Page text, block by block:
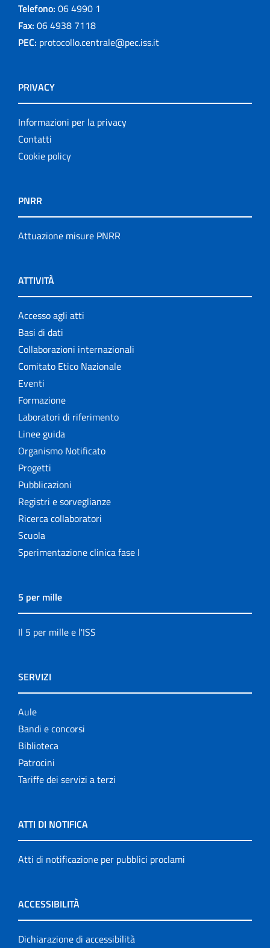
Telefono: 06 4990 1
Fax: 06 4938 7118
PEC: protocollo.centrale@pec.iss.it
PRIVACY
Informazioni per la privacy
Contatti
Cookie policy
PNRR
Attuazione misure PNRR
ATTIVITÀ
Accesso agli atti
Basi di dati
Collaborazioni internazionali
Comitato Etico Nazionale
Eventi
Formazione
Laboratori di riferimento
Linee guida
Organismo Notificato
Progetti
Pubblicazioni
Registri e sorveglianze
Ricerca collaboratori
Scuola
Sperimentazione clinica fase I
5 per mille
Il 5 per mille e l'ISS
SERVIZI
Aule
Bandi e concorsi
Biblioteca
Patrocini
Tariffe dei servizi a terzi
ATTI DI NOTIFICA
Atti di notificazione per pubblici proclami
ACCESSIBILITÀ
Dichiarazione di accessibilità